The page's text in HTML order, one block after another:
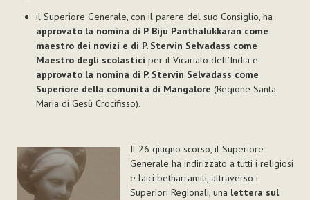
il Superiore Generale, con il parere del suo Consiglio, ha
approvato la nomina di P. Biju Panthalukkaran come
maestro dei novizi e di P. Stervin Selvadass come
Maestro degli scolastici per il Vicariato dell’India e
approvato la nomina di P. Stervin Selvadass come
Superiore della comunità di Mangalore (Regione Santa
Maria di Gesù Crocifisso).
Il 26 giugno scorso, il Superiore
Generale ha indirizzato a tutti i religiosi
e laici betharramiti, attraverso i
Superiori Regionali, una lettera sul